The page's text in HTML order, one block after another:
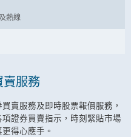
熱線
賣服務
賣服務及即時股票報價服務，
證券買賣指示，時刻緊貼市場
得心應手。